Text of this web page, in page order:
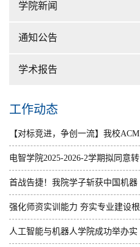
学院新闻
通知公告
学术报告
工作动态
【对标竞进，争创一流】我校ACM
集训...
电智学院2025-2026-2学期拟同意转
出...
首战告捷！我院学子斩获中国机器
人...
强化师资实训能力 夯实专业建设根
基...
人工智能与机器人学院成功举办实